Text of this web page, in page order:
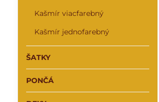
Kašmír viacfarebný
Kašmír jednofarebný
ŠATKY
PONČÁ